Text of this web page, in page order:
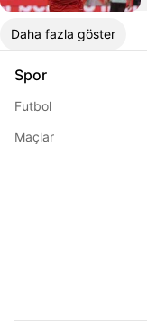
Daha fazla göster
Spor
Futbol
Maçlar